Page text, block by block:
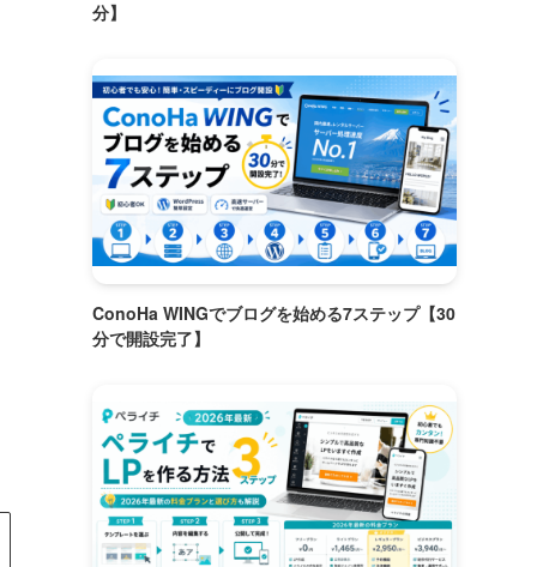
分】
ConoHa WINGでブログを始める7ステップ【30
分で開設完了】